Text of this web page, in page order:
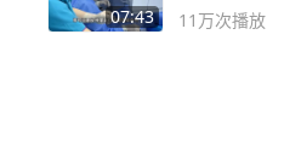
07:43 11万次播放